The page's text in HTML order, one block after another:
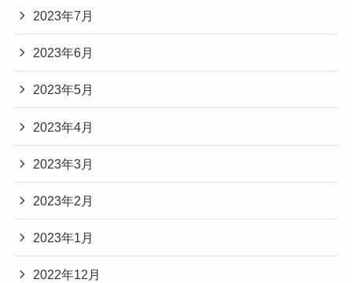
2023年7月
2023年6月
2023年5月
2023年4月
2023年3月
2023年2月
2023年1月
2022年12月